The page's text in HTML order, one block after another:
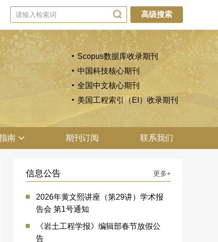
高级搜索
Scopus数据库收录期刊
中国科技核心期刊
全国中文核心期刊
美国工程索引（EI）收录期刊
南 期刊订阅 联系我们
信息公告 更多+
2026年黄文熙讲座（第29讲）学术报
告会 第1号通知
《岩土工程学报》编辑部春节放假公
告